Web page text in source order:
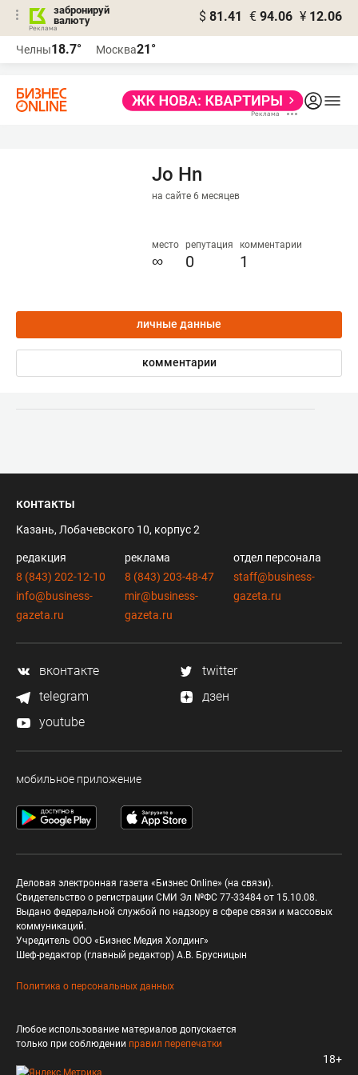
забронируй
валюту
$ 81.41 € 94.06 ¥ 12.06
Челны18.7° Москва21°
Jo Hn
на сайте 6 месяцев
место
∞
репутация
0
комментарии
1
личные данные
комментарии
контакты
Казань, Лобачевского 10, корпус 2
редакция
8 (843) 202-12-10
info@business-
gazeta.ru
реклама
8 (843) 203-48-47
mir@business-
gazeta.ru
отдел персонала
staff@business-
gazeta.ru
вконтакте
twitter
telegram
дзен
youtube
мобильное приложение
Деловая электронная газета «Бизнес Online» (на связи).
Свидетельство о регистрации СМИ Эл №ФС 77-33484 от 15.10.08.
Выдано федеральной службой по надзору в сфере связи и массовых
коммуникаций.
Учредитель ООО «Бизнес Медия Холдинг»
Шеф-редактор (главный редактор) А.В. Брусницын
Политика о персональных данных
Любое использование материалов допускается
только при соблюдении правил перепечатки
18+